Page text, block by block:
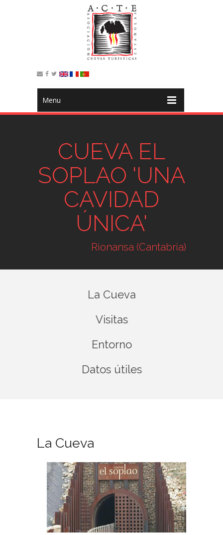
Menu
CUEVA EL
SOPLAO 'UNA
CAVIDAD
ÚNICA'
Rionansa (Cantabria)
La Cueva
Visitas
Entorno
Datos útiles
La Cueva